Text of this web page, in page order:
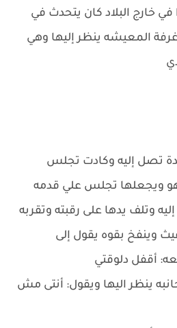
خارج البلاد كان يتحدث في
المعيشه ينظر إليها وهي
تصل إليه وكادت تجلس
ويجعلها تجلس علي قدمه
وتلف يدها على رقبته وتقربه
وينفخ بقوه يقول إلى
أقفل دلوقتي
ينظر اليها ويقول: أنتى مش